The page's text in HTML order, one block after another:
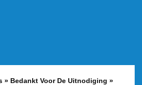
» Bedankt Voor De Uitnodiging »